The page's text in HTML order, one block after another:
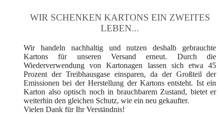
WIR SCHENKEN KARTONS EIN ZWEITES
LEBEN...
Wir handeln nachhaltig und nutzen deshalb gebrauchte
Kartons für unseren Versand erneut. Durch die
Wiederverwendung von Kartonagen lassen sich etwa 45
Prozent der Treibhausgase einsparen, da der Großteil der
Emissionen bei der Herstellung der Kartons entsteht. Ist ein
Karton also optisch noch in brauchbarem Zustand, bietet er
weiterhin den gleichen Schutz, wie ein neu gekaufter.
Vielen Dank für Ihr Verständnis!